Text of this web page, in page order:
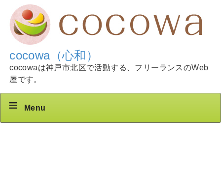
cocowa（心和）
cocowaは神戸市北区で活動する、フリーランスのWeb
屋です。
Menu